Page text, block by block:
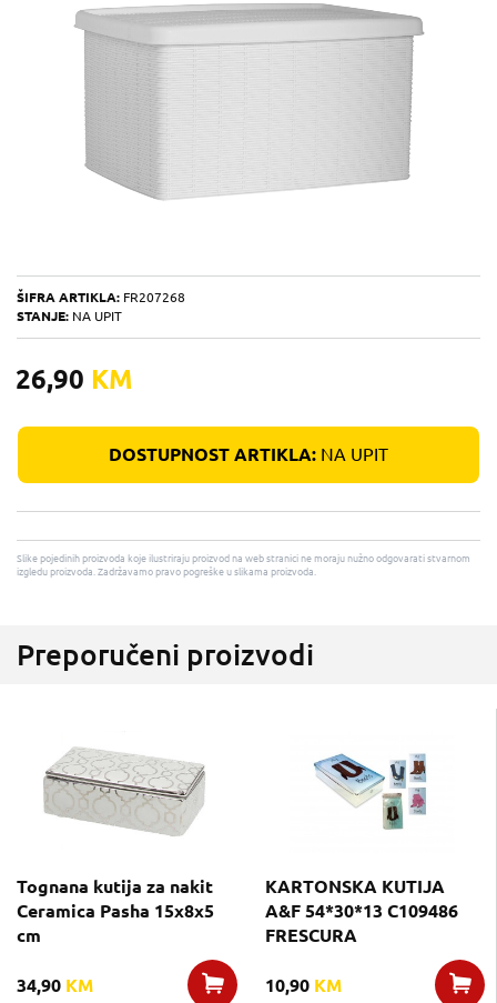
ŠIFRA ARTIKLA: FR207268
STANJE: NA UPIT
26,90 KM
DOSTUPNOST ARTIKLA: NA UPIT
Slike pojedinih proizvoda koje ilustriraju proizvod na web stranici ne moraju nužno odgovarati stvarnom
izgledu proizvoda. Zadržavamo pravo pogreške u slikama proizvoda.
Preporučeni proizvodi
Tognana kutija za nakit
Ceramica Pasha 15x8x5
cm
34,90 KM
KARTONSKA KUTIJA
A&F 54*30*13 C109486
FRESCURA
10,90 KM